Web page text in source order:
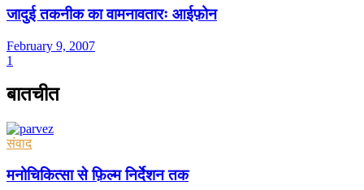
जादुई तकनीक का वामनावतारः आईफ़ोन
February 9, 2007
1
बातचीत
संवाद
मनोचिकित्सा से फ़िल्म निर्देशन तक